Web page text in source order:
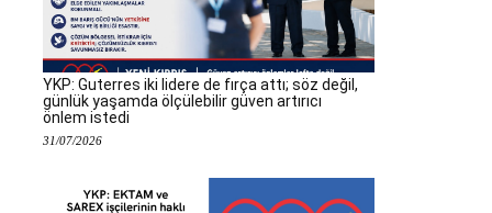
YKP: Guterres iki lidere de fırça attı; söz değil,
günlük yaşamda ölçülebilir güven artırıcı
önlem istedi
31/07/2026